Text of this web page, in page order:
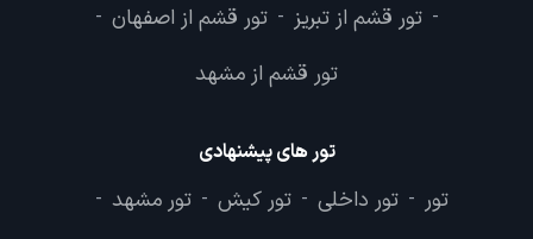
- تور قشم از تبریز - تور قشم از اصفهان -
تور قشم از مشهد
تور های پیشنهادی
تور - تور داخلی - تور کیش - تور مشهد -